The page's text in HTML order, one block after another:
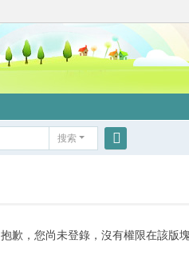
搜索
抱歉，您尚未登錄，沒有權限在該版